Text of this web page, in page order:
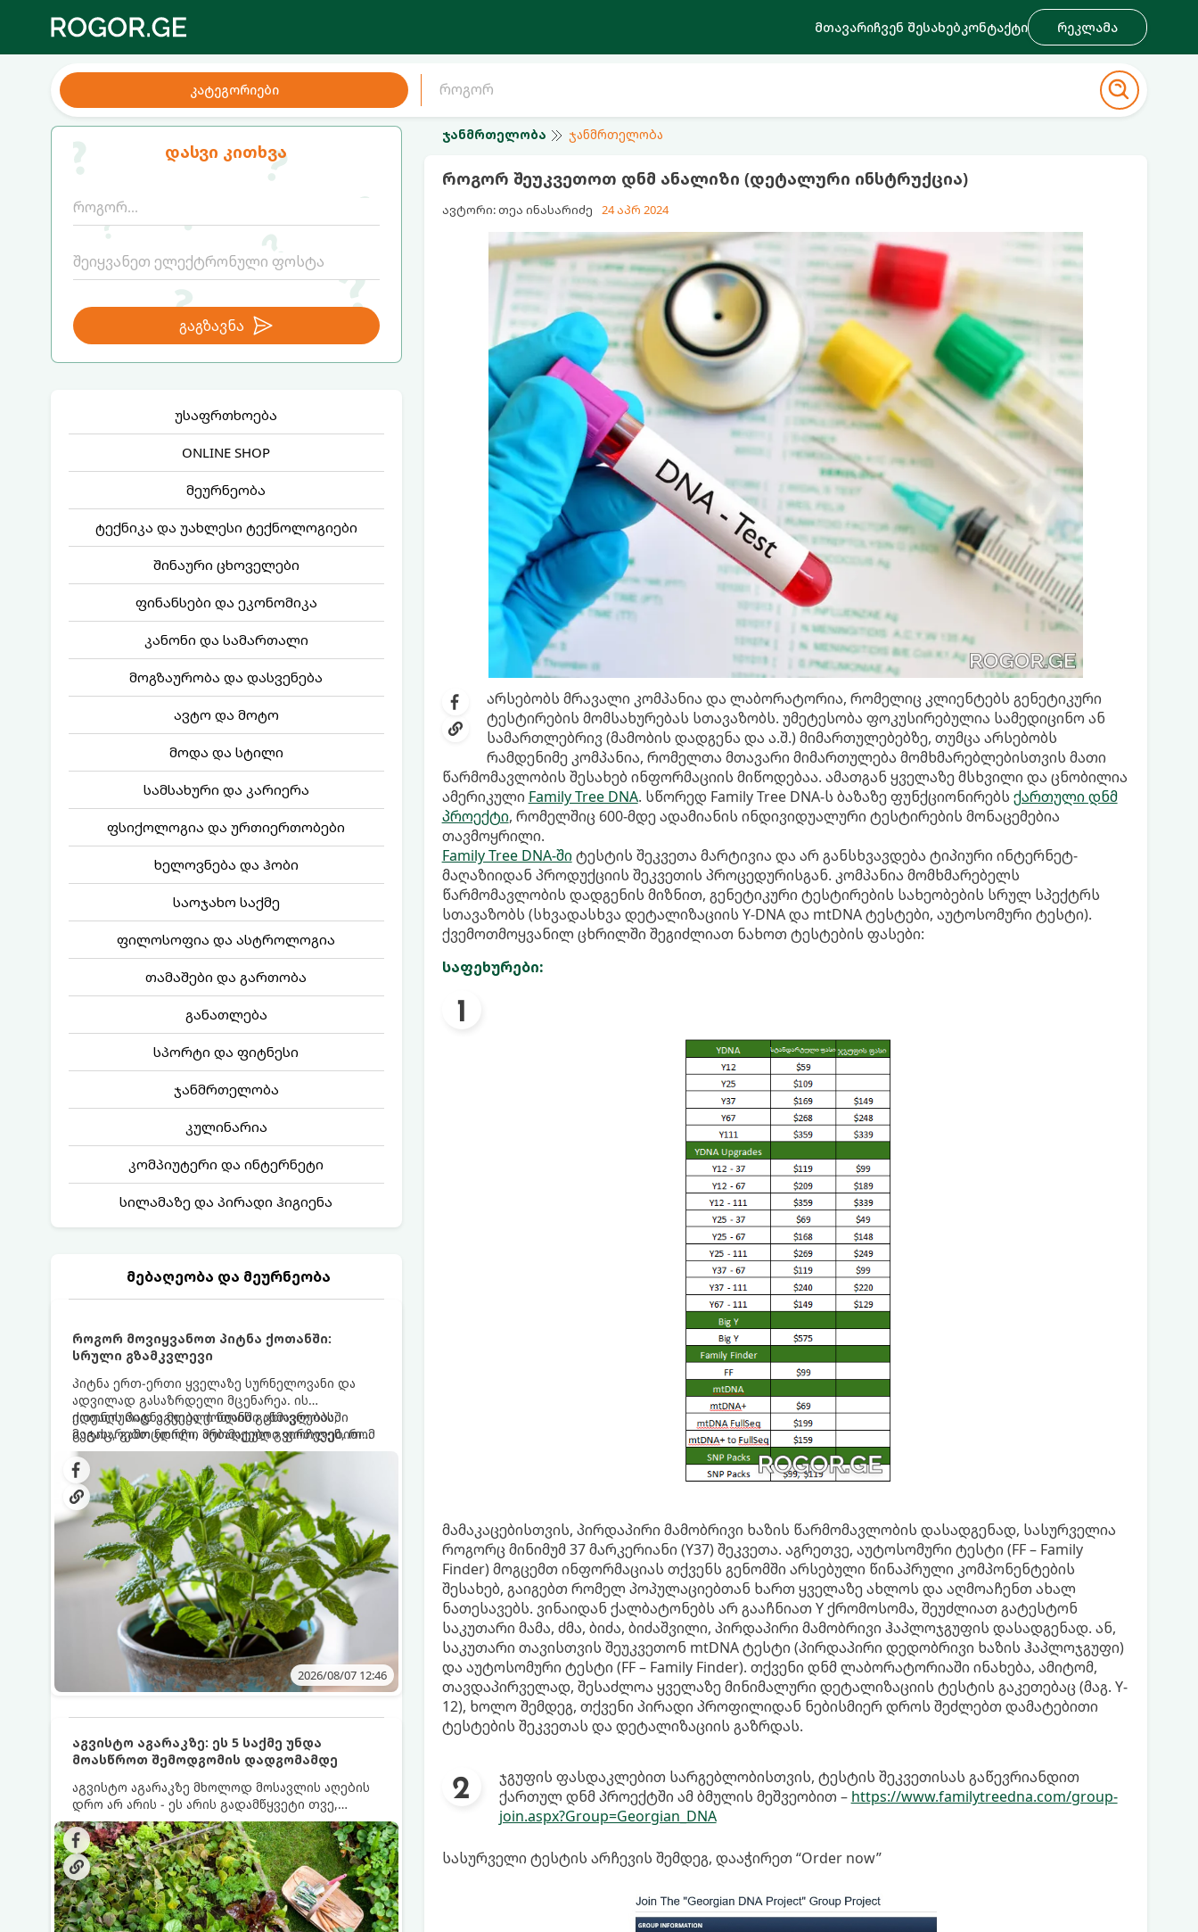
მთავარიჩვენ შესახებკონტაქტი რეკლამა
კატეგორიები
დასვი კითხვა
გაგზავნა
უსაფრთხოება
ONLINE SHOP
მეურნეობა
ტექნიკა და უახლესი ტექნოლოგიები
შინაური ცხოველები
ფინანსები და ეკონომიკა
კანონი და სამართალი
მოგზაურობა და დასვენება
ავტო და მოტო
მოდა და სტილი
სამსახური და კარიერა
ფსიქოლოგია და ურთიერთობები
ხელოვნება და ჰობი
საოჯახო საქმე
ფილოსოფია და ასტროლოგია
თამაშები და გართობა
განათლება
სპორტი და ფიტნესი
ჯანმრთელობა
კულინარია
კომპიუტერი და ინტერნეტი
სილამაზე და პირადი ჰიგიენა
მებაღეობა და მეურნეობა
როგორ მოვიყვანოთ პიტნა ქოთანში:
სრული გზამკვლევი
პიტნა ერთ-ერთი ყველაზე სურნელოვანი და
ადვილად გასაზრდელი მცენარეა. ის
იდეალურად ეგუება ქოთანში ცხოვრებას,
მეტიც, გამოცდილი მებაღეები გვირჩევენ, რომ
პიტნა მხოლოდ ქოთანში მოვიყვანოთ, რადგან
ღია გრუნტში (ბაღში) დარგვისას ის ფესვებით
ძალიან სწრაფად ვრცელდება და სხვა
მცენარეებს ავიწროებს.
ქოთნის პიტნა მთელი წლის განმავლობაში
გაგახარებთ ნორჩი, არომატული ფოთლებით
ჩაის, ლიმონათისა თუ კერძებისთვის.
2026/08/07 12:46
აგვისტო აგარაკზე: ეს 5 საქმე უნდა
მოასწროთ შემოდგომის დადგომამდე
აგვისტო აგარაკზე მხოლოდ მოსავლის აღების
დრო არ არის - ეს არის გადამწყვეტი თვე,
როდესაც საფუძველი ეყრება მომავალი წლის
მოსავალს და ბაღი მზადდება შემოდგომა-
ზამთრის სეზონისთვის. იმისათვის, რომ
ნიადაგმა ენერგია აღიდგინოს, ხოლო
მცენარეებმა ზამთარს გაუძლონ, აგვისტოს
ბოლომდე 5 მნიშვნელოვანი საქმის გაკეთება
უნდა მოასწროთ:
ჯანმრთელობა ჯანმრთელობა
როგორ შეუკვეთოთ დნმ ანალიზი (დეტალური ინსტრუქცია)
ავტორი: თეა ინასარიძე 24 აპრ 2024
არსებობს მრავალი კომპანია და ლაბორატორია, რომელიც კლიენტებს გენეტიკური
ტესტირების მომსახურებას სთავაზობს. უმეტესობა ფოკუსირებულია სამედიცინო ან
სამართლებრივ (მამობის დადგენა და ა.შ.) მიმართულებებზე, თუმცა არსებობს
რამდენიმე კომპანია, რომელთა მთავარი მიმართულება მომხმარებლებისთვის მათი
წარმომავლობის შესახებ ინფორმაციის მიწოდებაა. ამათგან ყველაზე მსხვილი და ცნობილია
ამერიკული Family Tree DNA. სწორედ Family Tree DNA-ს ბაზაზე ფუნქციონირებს ქართული დნმ
პროექტი, რომელშიც 600-მდე ადამიანის ინდივიდუალური ტესტირების მონაცემებია
თავმოყრილი.
Family Tree DNA-შიტესტის შეკვეთა მარტივია და არ განსხვავდება ტიპიური ინტერნეტ-
მაღაზიიდან პროდუქციის შეკვეთის პროცედურისგან. კომპანია მომხმარებელს
წარმომავლობის დადგენის მიზნით, გენეტიკური ტესტირების სახეობების სრულ სპექტრს
სთავაზობს (სხვადასხვა დეტალიზაციის Y-DNA და mtDNA ტესტები, აუტოსომური ტესტი).
ქვემოთმოყვანილ ცხრილში შეგიძლიათ ნახოთ ტესტების ფასები:
საფეხურები:
მამაკაცებისთვის, პირდაპირი მამობრივი ხაზის წარმომავლობის დასადგენად, სასურველია
როგორც მინიმუმ 37 მარკერიანი (Y37) შეკვეთა. აგრეთვე, აუტოსომური ტესტი (FF – Family
Finder) მოგცემთ ინფორმაციას თქვენს გენომში არსებული წინაპრული კომპონენტების
შესახებ, გაიგებთ რომელ პოპულაციებთან ხართ ყველაზე ახლოს და აღმოაჩენთ ახალ
ნათესავებს. ვინაიდან ქალბატონებს არ გააჩნიათ Y ქრომოსომა, შეუძლიათ გატესტონ
საკუთარი მამა, ძმა, ბიძა, ბიძაშვილი, პირდაპირი მამობრივი ჰაპლოჯგუფის დასადგენად. ან,
საკუთარი თავისთვის შეუკვეთონ mtDNA ტესტი (პირდაპირი დედობრივი ხაზის ჰაპლოჯგუფი)
და აუტოსომური ტესტი (FF – Family Finder). თქვენი დნმ ლაბორატორიაში ინახება, ამიტომ,
თავდაპირველად, შესაძლოა ყველაზე მინიმალური დეტალიზაციის ტესტის გაკეთებაც (მაგ. Y-
12), ხოლო შემდეგ, თქვენი პირადი პროფილიდან ნებისმიერ დროს შეძლებთ დამატებითი
ტესტების შეკვეთას და დეტალიზაციის გაზრდას.
ჯგუფის ფასდაკლებით სარგებლობისთვის, ტესტის შეკვეთისას გაწევრიანდით
ქართულ დნმ პროექტში ამ ბმულის მეშვეობით – https://www.familytreedna.com/group-
join.aspx?Group=Georgian_DNA
სასურველი ტესტის არჩევის შემდეგ, დააჭირეთ “Order now”